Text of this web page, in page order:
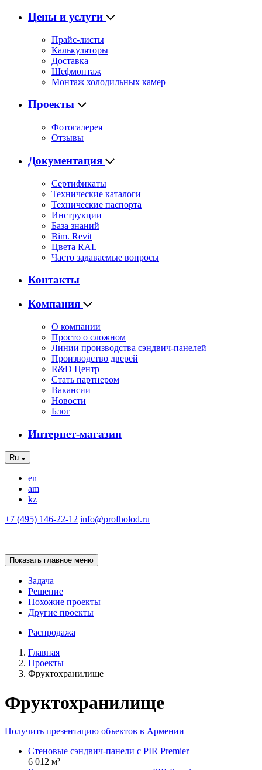
Цены и услуги
Прайс-листы
Калькуляторы
Доставка
Шефмонтаж
Монтаж холодильных камер
Проекты
Фотогалерея
Отзывы
Документация
Сертификаты
Технические каталоги
Технические паспорта
Инструкции
База знаний
Bim. Revit
Цвета RAL
Часто задаваемые вопросы
Контакты
Компания
О компании
Просто о сложном
Линии производства сэндвич-панелей
Производство дверей
R&D Центр
Стать партнером
Вакансии
Новости
Блог
Интернет-магазин
Ru
en
am
kz
+7 (495) 146-22-12 info@profholod.ru
Показать главное меню
Задача
Решение
Похожие проекты
Другие проекты
Распродажа
Главная
Проекты
Фруктохранилище
Фруктохранилище
Получить презентацию объектов в Армении
Стеновые сэндвич-панели с PIR Premier
6 012 м²